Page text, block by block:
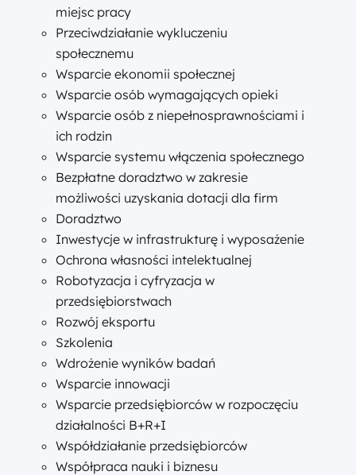
miejsc pracy
Przeciwdziałanie wykluczeniu
społecznemu
Wsparcie ekonomii społecznej
Wsparcie osób wymagających opieki
Wsparcie osób z niepełnosprawnościami i
ich rodzin
Wsparcie systemu włączenia społecznego
Bezpłatne doradztwo w zakresie
możliwości uzyskania dotacji dla firm
Doradztwo
Inwestycje w infrastrukturę i wyposażenie
Ochrona własności intelektualnej
Robotyzacja i cyfryzacja w
przedsiębiorstwach
Rozwój eksportu
Szkolenia
Wdrożenie wyników badań
Wsparcie innowacji
Wsparcie przedsiębiorców w rozpoczęciu
działalności B+R+I
Współdziałanie przedsiębiorców
Współpraca nauki i biznesu